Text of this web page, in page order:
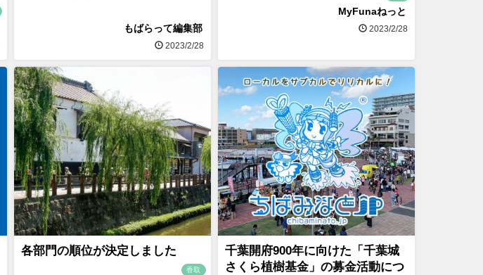
もばらって編集部
2023/2/28
MyFunaねっと
2023/2/28
各部門の順位が決定しました
香取
千葉開府900年に向けた「千葉城
さくら植樹基金」の募金活動につ